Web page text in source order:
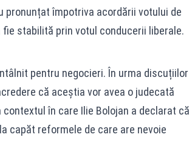
împotriva acordării votului de
stabilită prin votul conducerii liberale.
pentru negocieri. În urma discuțiilor
că aceștia vor avea o judecată
în care Ilie Bolojan a declarat că
capăt reformele de care are nevoie